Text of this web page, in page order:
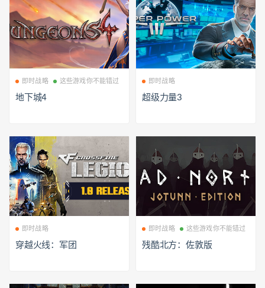
即时战略 这些游戏你不能错过
地下城4
即时战略
超级力量3
即时战略
穿越火线：军团
即时战略 这些游戏你不能错过
残酷北方：佐敦版